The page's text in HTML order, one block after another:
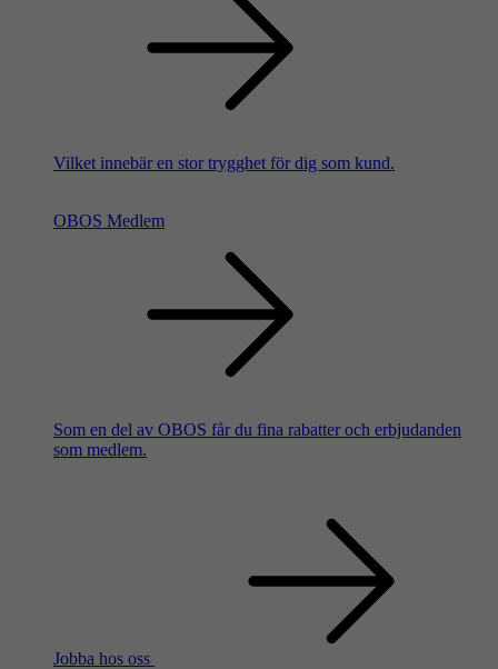
Vilket innebär en stor trygghet för dig som kund.
OBOS Medlem
Som en del av OBOS får du fina rabatter och erbjudanden
som medlem.
Jobba hos oss